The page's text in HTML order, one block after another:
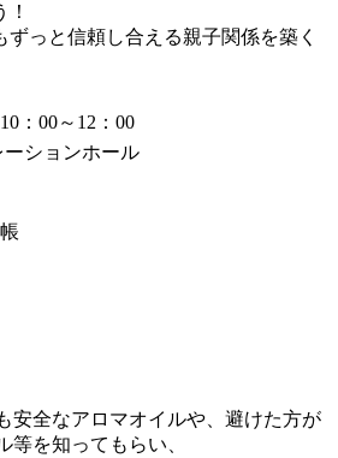
ずっと信頼し合える親子関係を築く
：00～12：00
ションホール
安全なアロマオイルや、避けた方が
等を知ってもらい、